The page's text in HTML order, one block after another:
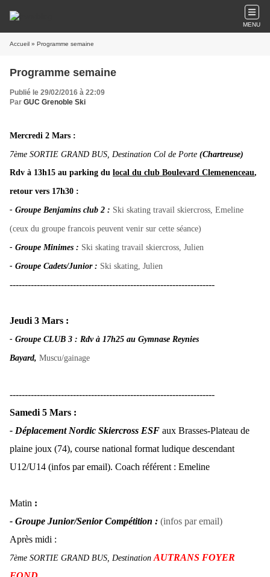
MENU
Accueil » Programme semaine
Programme semaine
Publié le 29/02/2016 à 22:09
Par GUC Grenoble Ski
Mercredi 2 Mars :
7ème SORTIE GRAND BUS, Destination Col de Porte (Chartreuse)
Rdv à 13h15 au parking du local du club Boulevard Clemenenceau,
retour vers 17h30 :
- Groupe Benjamins club 2 : Ski skating travail skiercross, Emeline
(ceux du groupe francois peuvent venir sur cette séance)
- Groupe Minimes : Ski skating travail skiercross, Julien
- Groupe Cadets/Junior : Ski skating, Julien
--------------------------------------------------------------------
Jeudi 3 Mars :
- Groupe CLUB 3 : Rdv à 17h25 au Gymnase Reynies
Bayard, Muscu/gainage
--------------------------------------------------------------------
Samedi 5 Mars :
- Déplacement Nordic Skiercross ESF aux Brasses-Plateau de
plaine joux (74), course national format ludique descendant
U12/U14 (infos par email). Coach référent : Emeline
Matin :
- Groupe Junior/Senior Compétition : (infos par email)
Après midi :
7ème SORTIE GRAND BUS, DestinationAUTRANS FOYER